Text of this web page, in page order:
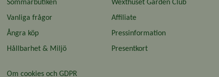
Sommarbutiken
Vanliga frågor
Ångra köp
Hållbarhet & Miljö
Wexthuset Garden Club
Affiliate
Pressinformation
Presentkort
Om cookies och GDPR